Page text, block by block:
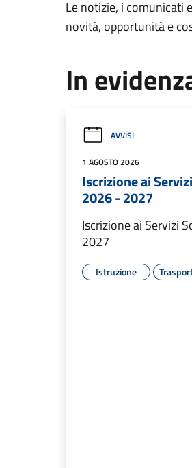
Le notizie, i comunicati
novità, opportunità e
In
AVVISI
1 AGOSTO 2026
Iscrizione ai
2026 - 2027
Iscrizione ai Servizi
2027
Istruzione